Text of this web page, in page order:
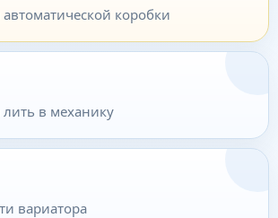
коробки
в механику
вариатора